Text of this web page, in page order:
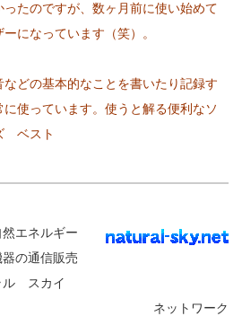
たのですが、数ヶ月前に使い始めて
になっています（笑）。
どの基本的なことを書いたり記録す
使っています。使うと解る便利なソ
ベスト
エネルギー
器の通信販売
ル スカイ
ネットワーク